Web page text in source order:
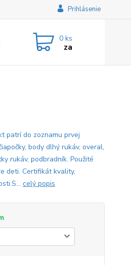
Prihlásenie
0 ks
za
patrí do zoznamu prvej
body dlhý rukáv, overal,
rukáv, podbradník. Použité
deti. Certifikát kvality,
celý popis